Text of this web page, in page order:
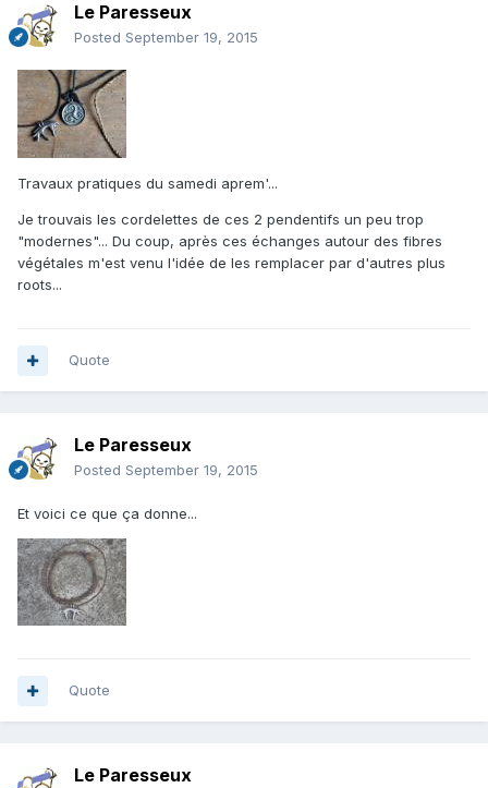
Le Paresseux
Posted September 19, 2015
Travaux pratiques du samedi aprem'...
Je trouvais les cordelettes de ces 2 pendentifs un peu trop
"modernes"... Du coup, après ces échanges autour des fibres
végétales m'est venu l'idée de les remplacer par d'autres plus
roots...
Quote
Le Paresseux
Posted September 19, 2015
Et voici ce que ça donne...
Quote
Le Paresseux